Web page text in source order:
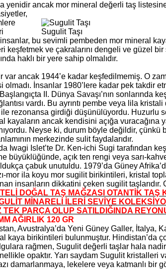
yenidir ancak mor mineral değerli taş
Sugulit Taşı
bu sevimli pembeden mor mineral
keşfetmek ve çakralarını dengeli ve güzel
haklı bir yere sahip olmalıdır.
var ancak 1944’e kadar keşfedilmemiş. O
olmadı. İnsanlar 1980’lere kadar pek takdir
II. Dünya Savaşı’nın sonlarında
vardı. Bu ayrıntı pembe veya lila
ile rezonansa girdiği düşünülüyordu. Huzurlu
kayaların ancak kendisini açığa vuracağına
Neyse ki, durum böyle değildir, çünkü
merkezinde sulit faydalarıdır.
Iwagi Islet’te Dr. Ken-ichi Sugi tarafından
büyüklüğünde, açık ten rengi veya sarı-
çabuk unutuldu. 1979’da Güney
mor ila koyu mor sugilit birikintileri, kristal
insanların dikkatini çeken sugilit
DOĞAL TAŞ MAĞZASI OTANTİK TAŞ
MİNARELİ İLERİ SEVİYE
TEK PARÇA OLUP SATILDIĞINDA
AĞIRLIK 120 GR
Avustralya’da Yeni Güney Galler, İtalya,
kaya birikintileri bulunmuştur. Hindistan’da
rağmen, Sugulit değerli taşlar hala
opaktır. Yarı saydam Sugulit kristalleri
damarlanmaya, lekelere veya katmanlı bir